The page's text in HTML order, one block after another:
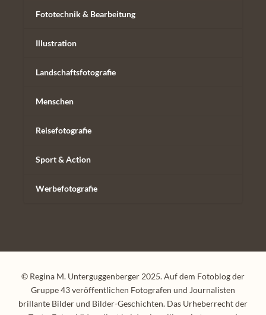
Fototechnik & Bearbeitung
Illustration
Landschaftsfotografie
Menschen
Reisefotografie
Sport & Action
Werbefotografie
© Regina M. Unterguggenberger 2025. Auf dem Fotoblog der
Gruppe 43 veröffentlichen Fotografen und Journalisten
brillante Bilder und Bilder-Geschichten. Das Urheberrecht der